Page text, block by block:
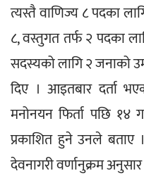
त्यस्तै वाणिज्य ८ पदका
८, वस्तुगत तर्फ २ पदका
सदस्यको लागि २ जनाको
दिए । आइतबार दर्ता
मनोनयन फिर्ता पछि
प्रकाशित हुने उनले बताए
देवनागरी वर्णानुक्रम